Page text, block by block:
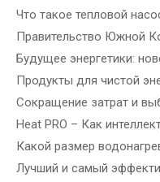
Что такое тепловой